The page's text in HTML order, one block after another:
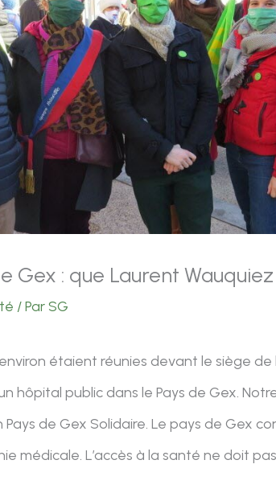
Gex : que Laurent
/ ParSG
étaient réunies devant le siège
hôpital public dans le Pays de Gex.
Pays de Gex Solidaire. Le pays de Gex
médicale. L’accès à la santé ne doit